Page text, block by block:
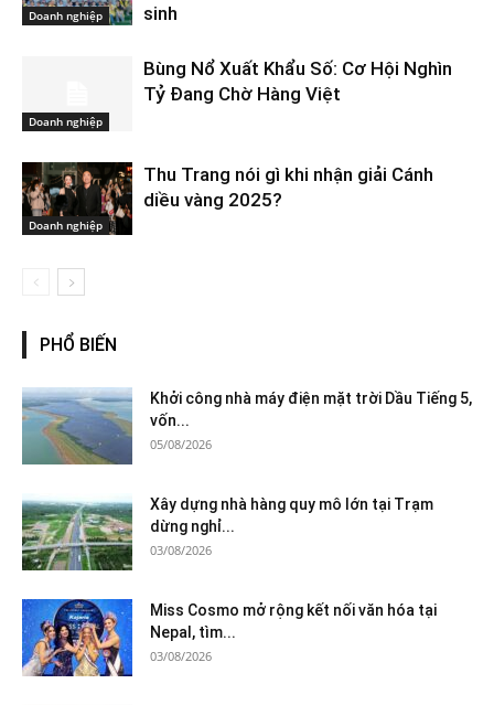
Doanh nghiệp
sinh
Doanh nghiệp
Bùng Nổ Xuất Khẩu Số: Cơ Hội Nghìn
Tỷ Đang Chờ Hàng Việt
Doanh nghiệp
Thu Trang nói gì khi nhận giải Cánh
diều vàng 2025?
PHỔ BIẾN
Khởi công nhà máy điện mặt trời Dầu Tiếng 5,
vốn...
05/08/2026
Xây dựng nhà hàng quy mô lớn tại Trạm
dừng nghỉ...
03/08/2026
Miss Cosmo mở rộng kết nối văn hóa tại
Nepal, tìm...
03/08/2026